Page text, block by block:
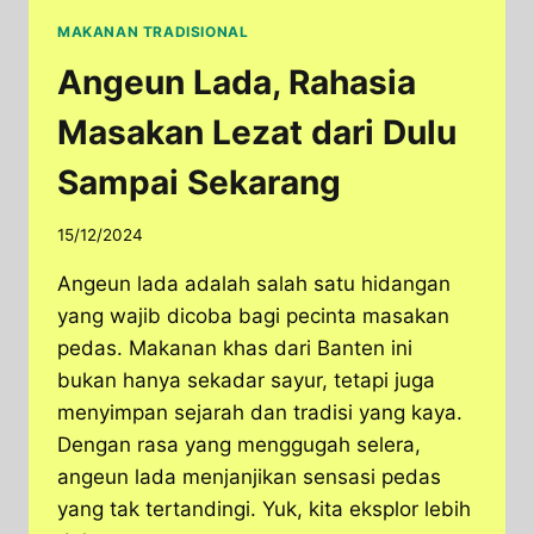
MAKANAN TRADISIONAL
Angeun Lada, Rahasia
Masakan Lezat dari Dulu
Sampai Sekarang
15/12/2024
Angeun lada adalah salah satu hidangan
yang wajib dicoba bagi pecinta masakan
pedas.​ Makanan khas dari Banten ini
bukan hanya sekadar sayur, tetapi juga
menyimpan sejarah dan tradisi yang kaya.
Dengan rasa yang menggugah selera,
angeun lada menjanjikan sensasi pedas
yang tak tertandingi. Yuk, kita eksplor lebih